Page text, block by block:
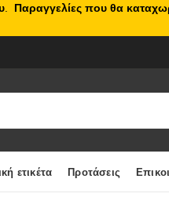
ετικέτα Προτάσεις
Παραγγελίες που θα